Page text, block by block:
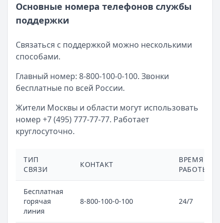
Основные номера телефонов службы
поддержки
Связаться с поддержкой можно несколькими
способами.
Главный номер: 8-800-100-0-100. Звонки
бесплатные по всей России.
Жители Москвы и области могут использовать
номер +7 (495) 777-77-77. Работает
круглосуточно.
ТИП
СВЯЗИ
КОНТАКТ
ВРЕМЯ
РАБОТЫ
Бесплатная
горячая
линия
8-800-100-0-100 24/7